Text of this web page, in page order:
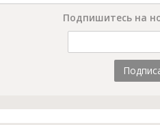
Подпишитесь на